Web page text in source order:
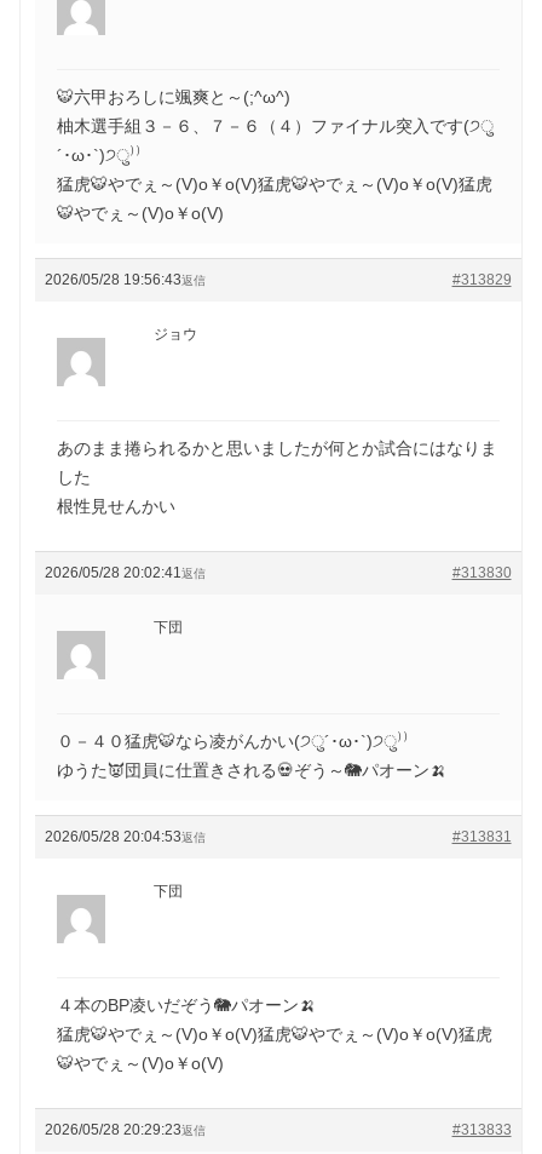
🐯六甲おろしに颯爽と～(;^ω^)
柚木選手組３－６、７－６（４）ファイナル突入です(੭ु
´･ω･`)੭ु⁾⁾
猛虎🐯やでぇ～(V)o￥o(V)猛虎🐯やでぇ～(V)o￥o(V)猛虎
🐯やでぇ～(V)o￥o(V)
2026/05/28 19:56:43 #313829
返信
ジョウ
あのまま捲られるかと思いましたが何とか試合にはなりま
した
根性見せんかい
2026/05/28 20:02:41 #313830
返信
下団
０－４０猛虎🐯なら凌がんかい(੭ु´･ω･`)੭ु⁾⁾
ゆうた👿団員に仕置きされる💀ぞう～🐘パオーン🍌
2026/05/28 20:04:53 #313831
返信
下団
４本のBP凌いだぞう🐘パオーン🍌
猛虎🐯やでぇ～(V)o￥o(V)猛虎🐯やでぇ～(V)o￥o(V)猛虎
🐯やでぇ～(V)o￥o(V)
2026/05/28 20:29:23 #313833
返信